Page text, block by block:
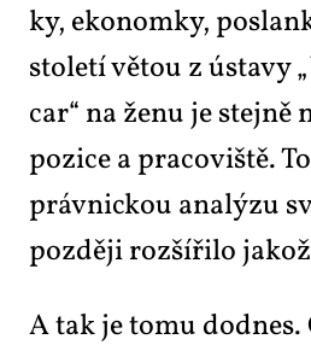
ky, eko­nom­ky,
sto­le­tí vě­tou z ústa­vy „
car“ na že­nu je
po­zi­ce a pra­co­viš­tě.
práv­nic­kou ana­lý­zu
poz­dě­ji roz­ší­ři­lo
A tak je to­mu